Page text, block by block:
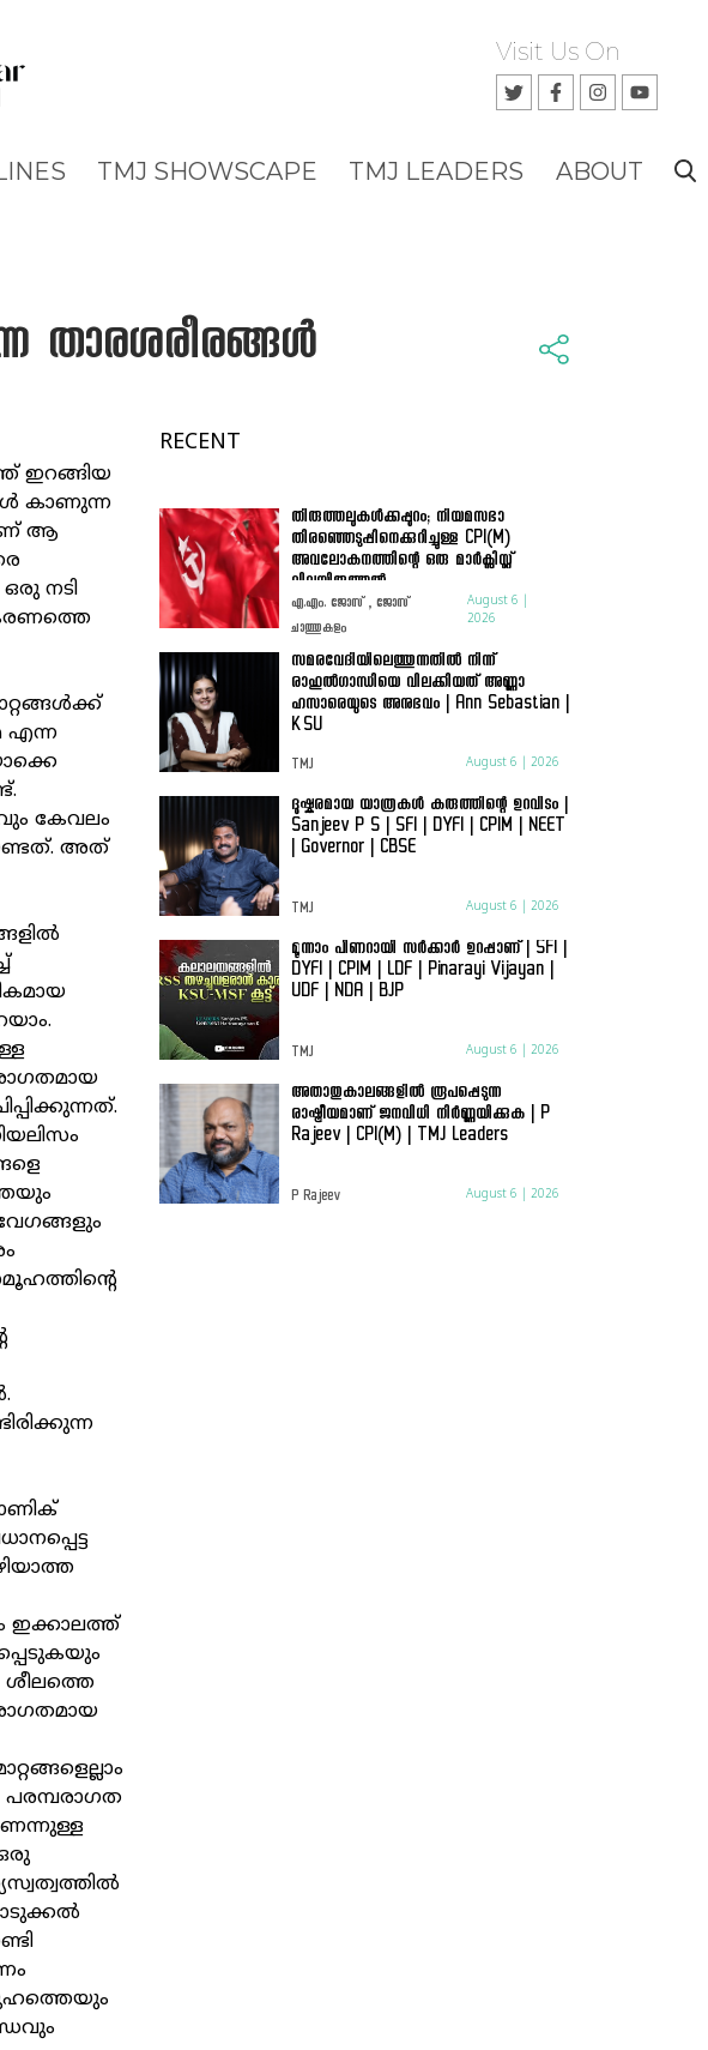
Visit Us On
TMJ SHOWSCAPE TMJ LEADERS ABOUT
താരശരീരങ്ങൾ
ഇറങ്ങിയ
കാണുന്ന
ആ
നടി
എന്ന
കേവലം
അത്
ഇക്കാലത്ത്
RECENT
തിരുത്തലുകൾക്കപ്പുറം; നിയമസഭാ
തിരഞ്ഞെടുപ്പിനെക്കുറിച്ചുള്ള CPI(M)
അവലോകനത്തിന്റെ ഒരു മാർക്സിസ്റ്റ്
വിലയിരുത്തൽ
എ.എം. ജോസ് , ജോസ്
ചാത്തുകുളം
August 6 |
2026
സമരവേദിയിലെത്തുന്നതിൽ നിന്ന്
രാഹുൽഗാന്ധിയെ വിലക്കിയത് അണ്ണാ
ഹസാരെയുടെ അനുഭവം | Ann Sebastian |
KSU
TMJ August 6 | 2026
ദുഷ്കരമായ യാത്രകൾ കരുത്തിന്റെ ഉറവിടം |
Sanjeev P S | SFI | DYFI | CPIM | NEET
| Governor | CBSE
TMJ August 6 | 2026
മൂന്നാം പിണറായി സർക്കാർ ഉറപ്പാണ് | SFI |
DYFI | CPIM | LDF | Pinarayi Vijayan |
UDF | NDA | BJP
TMJ August 6 | 2026
അതാതുകാലങ്ങളിൽ രൂപപ്പെടുന്ന
രാഷ്ട്രീയമാണ് ജനവിധി നിർണ്ണയിക്കുക | P
Rajeev | CPI(M) | TMJ Leaders
P Rajeev August 6 | 2026